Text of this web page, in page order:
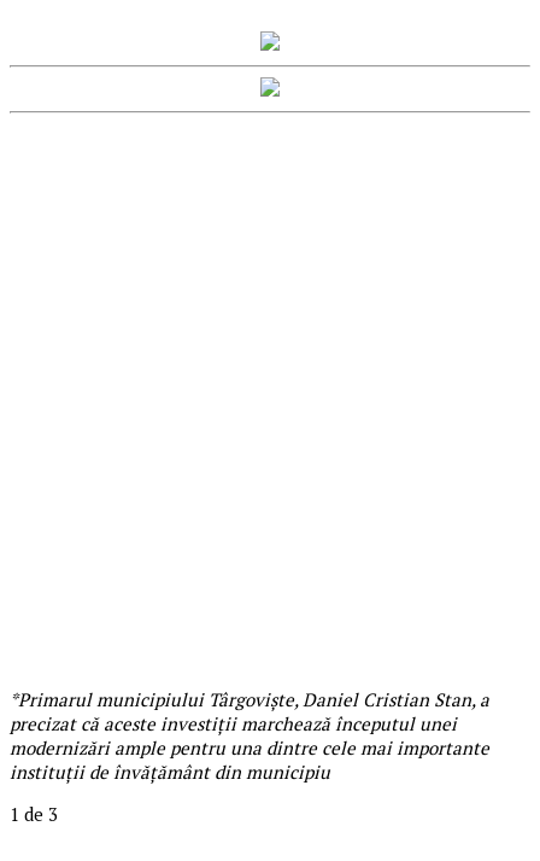
*Primarul municipiului Târgoviște, Daniel Cristian Stan, a
precizat că aceste investiții marchează începutul unei
modernizări ample pentru una dintre cele mai importante
instituții de învățământ din municipiu
1 de 3